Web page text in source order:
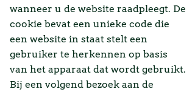
wanneer u de website raadpleegt. De
cookie bevat een unieke code die
een website in staat stelt een
gebruiker te herkennen op basis
van het apparaat dat wordt gebruikt.
Bij een volgend bezoek aan de